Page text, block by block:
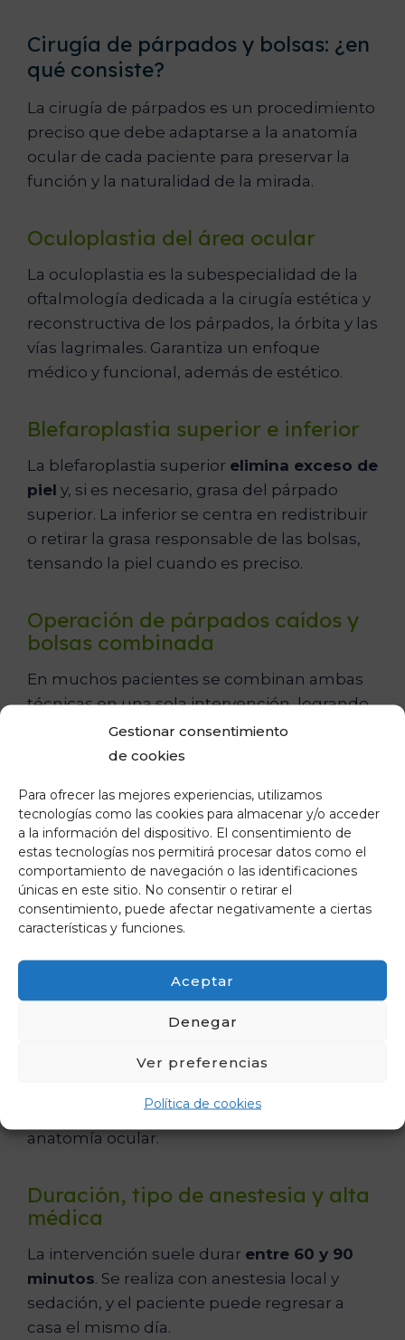
Gestionar consentimiento
de cookies
Para ofrecer las mejores experiencias, utilizamos
tecnologías como las cookies para almacenar y/o acceder
a la información del dispositivo. El consentimiento de
estas tecnologías nos permitirá procesar datos como el
comportamiento de navegación o las identificaciones
únicas en este sitio. No consentir o retirar el
consentimiento, puede afectar negativamente a ciertas
características y funciones.
Aceptar
Denegar
Ver preferencias
Política de cookies
Cirugía de párpados y bolsas: ¿en
qué consiste?
La cirugía de párpados es un procedimiento
preciso que debe adaptarse a la anatomía
ocular de cada paciente para preservar la
función y la naturalidad de la mirada.
Oculoplastia del área ocular
La oculoplastia es la subespecialidad de la
oftalmología dedicada a la cirugía estética y
reconstructiva de los párpados, la órbita y las
vías lagrimales. Garantiza un enfoque
médico y funcional, además de estético.
Blefaroplastia superior e inferior
La blefaroplastia superior elimina exceso de
piel y, si es necesario, grasa del párpado
superior. La inferior se centra en redistribuir
o retirar la grasa responsable de las bolsas,
tensando la piel cuando es preciso.
Operación de párpados caídos y
bolsas combinada
En muchos pacientes se combinan ambas
técnicas en una sola intervención, logrando
una mirada más descansada y armónica en
un único acto quirúrgico.
¿Cómo es la operación para
quitar las bolsas de los párpados?
Se trata de una cirugía planificada al detalle,
segura y con una recuperación
generalmente rápida cuando se realiza por
Técnica quirúrgica paso a paso
milimétricas estratégicamente ocultas. Se
exceso de piel, respetando siempre la
anatomía ocular.
Duración, tipo de anestesia y alta
médica
La intervención suele durar entre 60 y 90
minutos. Se realiza con anestesia local y
sedación, y el paciente puede regresar a
casa el mismo día.